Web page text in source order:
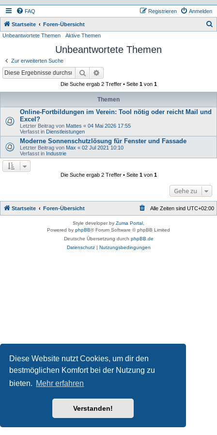
Diese Website nutzt Cookies, um dir den
bestmöglichen Komfort bei der Nutzung zu
bieten. Mehr erfahren
Verstanden!
FAQ Anmelden
Registrieren
Startseite Foren-Übersicht
Unbeantwortete Themen Aktive Themen
Unbeantwortete Themen
Zur erweiterten Suche
Suche
Die Suche ergab 2 Treffer • Seite 1von 1
Themen
Online-Fortbildungen im Verein: Tool nötig oder reicht Mail und
Excel?
Letzter Beitrag von Mattes « 04 Mai 2026 17:55
Verfasst in Dienstleistungen
Moderne Sonnenschutzlösung für Fenster und Fassade
Letzter Beitrag von Max « 02 Jul 2021 10:10
Verfasst in Industrie
Die Suche ergab 2 Treffer • Seite 1von 1
Gehe zu
Startseite Foren-Übersicht Alle Zeiten sind UTC+02:00
Style developer by Zuma Portal
Powered by phpBB® Forum Software © phpBB Limited
Deutsche Übersetzung durch phpBB.de
Datenschutz| Nutzungsbedingungen